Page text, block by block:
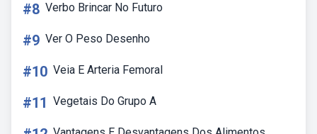
#8 Verbo Brincar No Futuro
#9 Ver O Peso Desenho
#10 Veia E Arteria Femoral
#11 Vegetais Do Grupo A